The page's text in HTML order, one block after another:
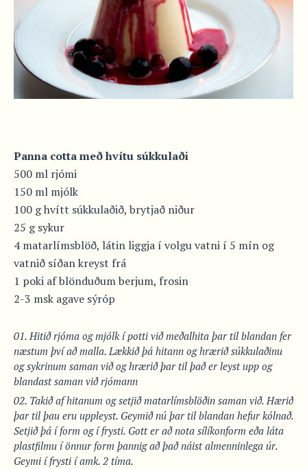
Panna cotta með hvítu súkkulaði
500 ml rjómi
150 ml mjólk
100 g hvítt súkkulaðið, brytjað niður
25 g sykur
4 matarlímsblöð, látin liggja í volgu vatni í 5 mín og
vatnið síðan kreyst frá
1 poki af blönduðum berjum, frosin
2-3 msk agave sýróp
Hitið rjóma og mjólk í potti við meðalhita þar til blandan fer
næstum því að malla. Lækkið þá hitann og hrærið súkkulaðinu
og sykrinum saman við og hrærið þar til það er leyst upp og
blandast saman við rjómann
Takið af hitanum og setjið matarlímsblöðin saman við. Hærið
þar til þau eru uppleyst. Geymið nú þar til blandan hefur kólnað.
Setjið þá í form og í frysti. Gott er að nota sílíkonform eða láta
plastfilmu í önnur form þannig að það náist almenninlega úr.
Geymi í frysti í amk. 2 tíma.